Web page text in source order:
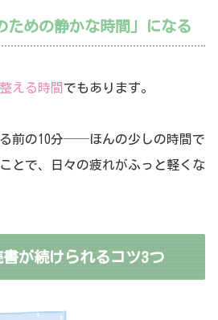
ための静かな時間」になる
える時間 でもあります。
前の10分──ほんの少しの時間で
とで、日々の疲れがふっと軽くな
が続けられるコツ3つ